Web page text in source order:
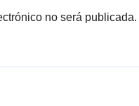
no será publicada.